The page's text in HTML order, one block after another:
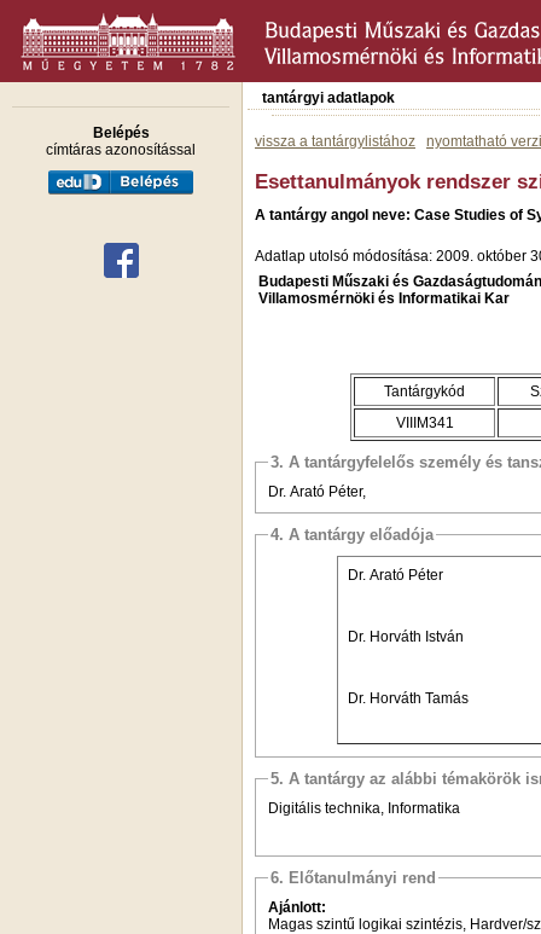
Belépés
címtáras azonosítással
tantárgyi adatlapok
vissza a tantárgylistához nyomtatható
Esettanulmányok rendszer
A tantárgy angol neve: Case Studies of
Adatlap utolsó módosítása: 2009. október
Budapesti Műszaki és
Villamosmérnöki és Informatikai Kar
Tantárgykód
VIIIM341
3. A tantárgyfelelős személy és
Dr. Arató Péter,
4. A tantárgy előadója
Dr. Arató Péter
Dr. Horváth István
Dr. Horváth Tamás
5. A tantárgy az alábbi témakörök
Digitális technika, Informatika
6. Előtanulmányi rend
Ajánlott:
Magas szintű logikai szintézis, Hardver/